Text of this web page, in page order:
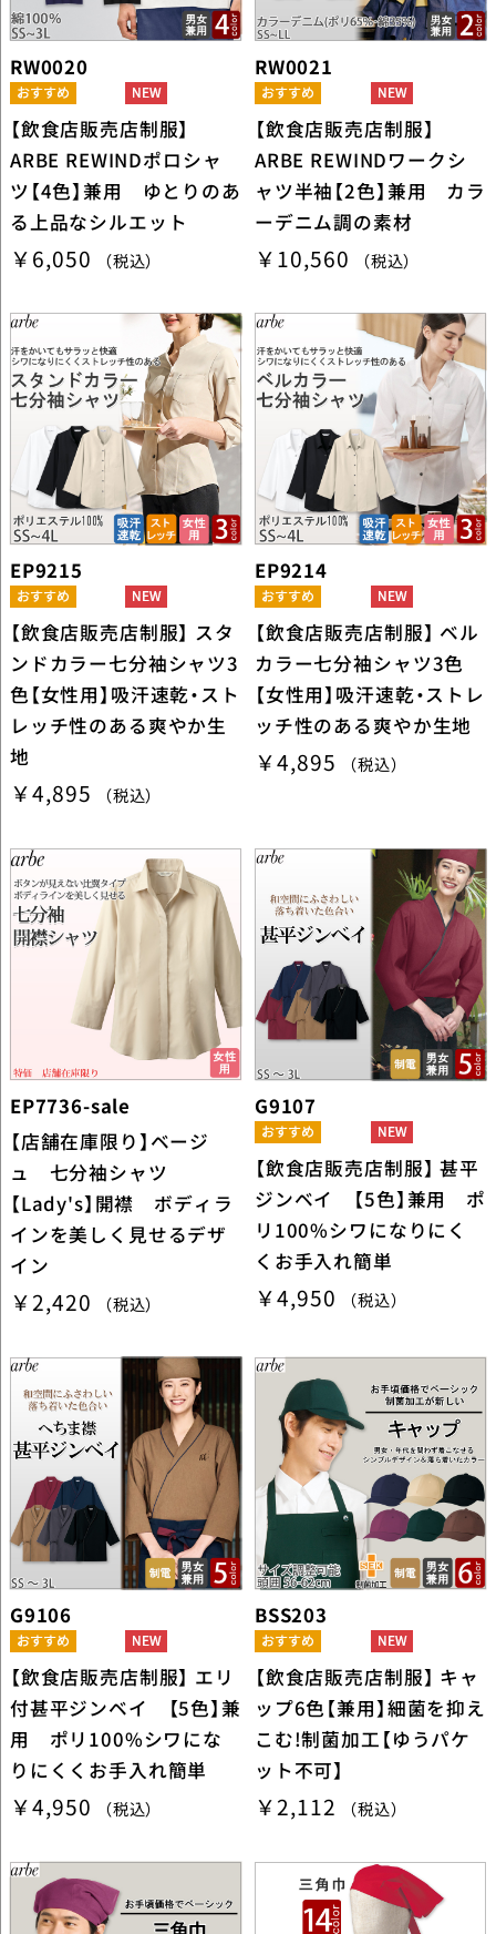
RW0020
【飲食店販売店制服】
ARBE REWINDポロシャ
ツ【4色】兼用 ゆとりのあ
る上品なシルエット
￥6,050 （税込）
RW0021
【飲食店販売店制服】
ARBE REWINDワークシ
ャツ半袖【2色】兼用 カラ
ーデニム調の素材
￥10,560 （税込）
EP9215
【飲食店販売店制服】 スタ
ンドカラー七分袖シャツ3
色【女性用】吸汗速乾・スト
レッチ性のある爽やか生
地
￥4,895 （税込）
EP9214
【飲食店販売店制服】 ベル
カラー七分袖シャツ3色
【女性用】吸汗速乾・ストレ
ッチ性のある爽やか生地
￥4,895 （税込）
EP7736-sale
【店舗在庫限り】ベージ
ュ 七分袖シャツ
【Lady's】開襟 ボディラ
インを美しく見せるデザ
イン
￥2,420 （税込）
G9107
【飲食店販売店制服】 甚平
ジンベイ 【5色】兼用 ポ
リ100%シワになりにく
くお手入れ簡単
￥4,950 （税込）
G9106
【飲食店販売店制服】 エリ
付甚平ジンベイ 【5色】兼
用 ポリ100%シワにな
りにくくお手入れ簡単
￥4,950 （税込）
BSS203
【飲食店販売店制服】 キャ
ップ6色【兼用】細菌を抑え
こむ!制菌加工【ゆうパケ
ット不可】
￥2,112 （税込）